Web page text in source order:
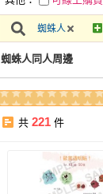
蜘蛛人
蜘蛛人同人周邊
共 221 件